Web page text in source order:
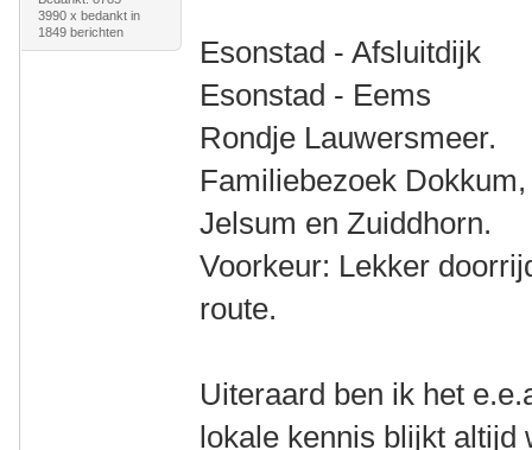
3990 x bedankt in
1849 berichten
Esonstad - Afsluitdijk
Esonstad - Eems
Rondje Lauwersmeer.
Familiebezoek
Jelsum en Zuiddhorn.
Voorkeur: Lekker
route.
Uiteraard ben ik het
lokale kennis blijkt altijd